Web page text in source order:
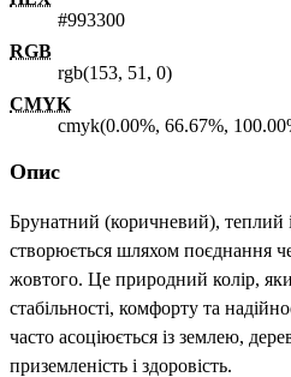
#993300
RGB
rgb(153, 51, 0)
CMYK
cmyk(0.00%, 66.67%,
Опис
Брунатний (коричневий), теплий
створюється шляхом поєднання
жовтого. Це природний колір,
стабільності, комфорту та
часто асоціюється із землею,
приземленість і здоровість.